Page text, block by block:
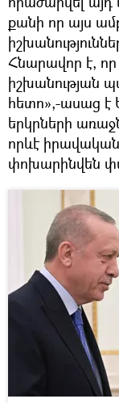
քանի որ այս
Հնարավոր է,
իշխանության
հետո»,-ասաց է
երկրների
որևէ
փոխարինվեն